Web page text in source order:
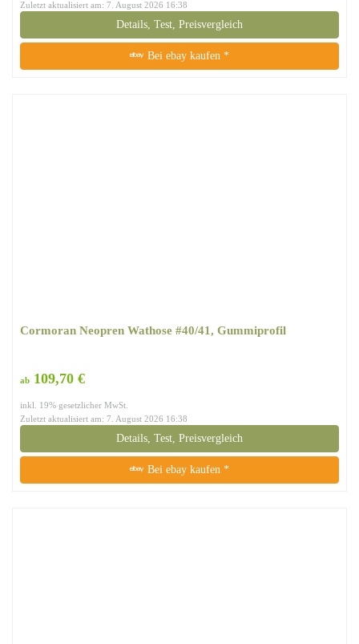
Zuletzt aktualisiert am: 7. August 2026 16:38
Details, Test, Preisvergleich
Bei ebay kaufen *
Cormoran Neopren Wathose #40/41, Gummiprofil
ab 109,70 €
inkl. 19% gesetzlicher MwSt.
Zuletzt aktualisiert am: 7. August 2026 16:38
Details, Test, Preisvergleich
Bei ebay kaufen *